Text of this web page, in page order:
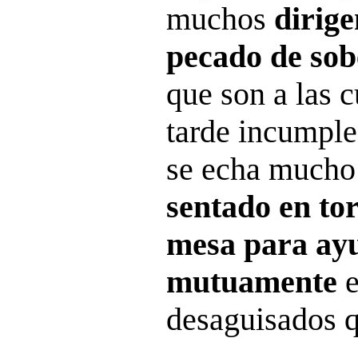
muchos
pecado de
que son a las
tarde
se echa
sentado en
mesa para
mutuamente
desaguisados